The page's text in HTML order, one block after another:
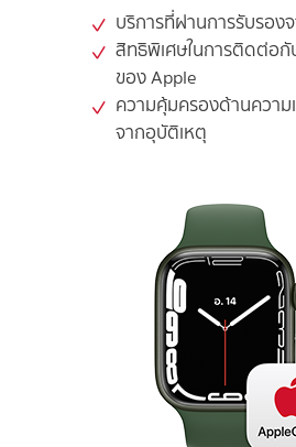
บริการที่ผ่านการรับรอง
สิทธิพิเศษในการติดต่อกั
ของ Apple
ความคุ้มครองด้านความ
จากอุบัติเหตุ